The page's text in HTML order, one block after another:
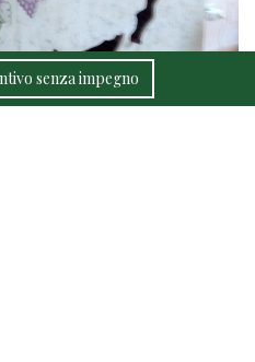
senza impegno